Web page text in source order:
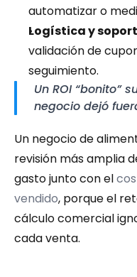
automatizar o
Logística y
validación de
seguimiento.
Un ROI “bonito”
negocio dejó
Un negocio de
revisión más amplia
gasto junto con el
vendido, porque el
cálculo comercial
cada venta.